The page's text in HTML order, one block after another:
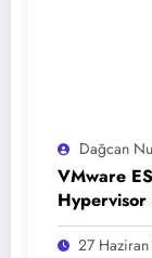
Dağcan
VMware
Hypervisor
27